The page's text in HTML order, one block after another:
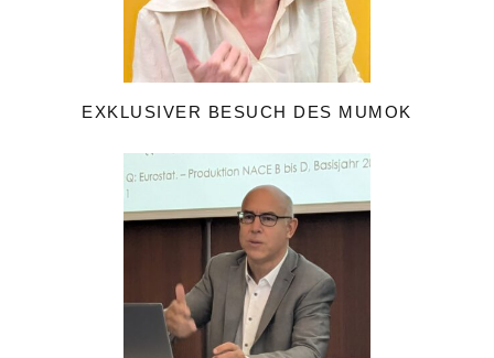
EXKLUSIVER BESUCH DES MUMOK